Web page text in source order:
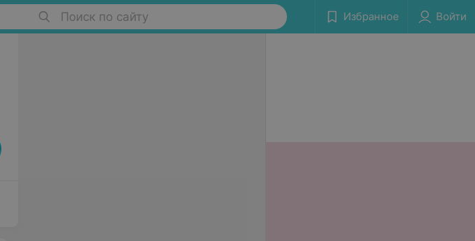
Поиск по сайту Избранное Войти